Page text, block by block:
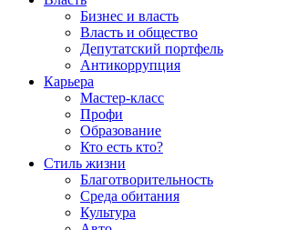
Бизнес и власть
Власть и общество
Депутатский портфель
Антикоррупция
Карьера
Мастер-класс
Профи
Образование
Кто есть кто?
Стиль жизни
Благотворительность
Среда обитания
Культура